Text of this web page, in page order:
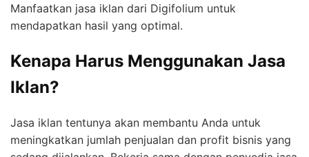
Manfaatkan jasa iklan dari Digifolium untuk
mendapatkan hasil yang optimal.
Kenapa Harus Menggunakan Jasa
Iklan?
Jasa iklan tentunya akan membantu Anda untuk
meningkatkan jumlah penjualan dan profit bisnis yang